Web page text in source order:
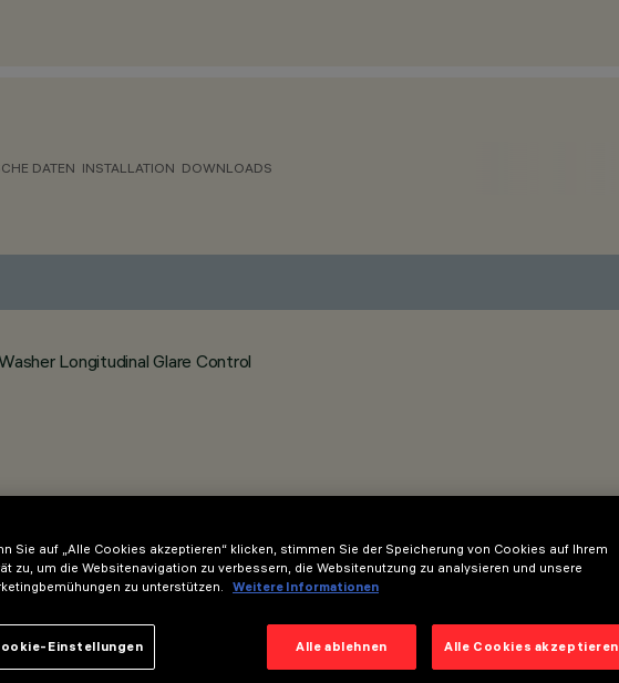
DATEN INSTALLATION DOWNLOADS
Longitudinal Glare Control
Sie auf „Alle Cookies akzeptieren“ klicken, stimmen Sie der Speicherung von Cookies auf Ihrem
zu, um die Websitenavigation zu verbessern, die Websitenutzung zu analysieren und unsere
zu unterstützen.
Weitere Informationen
Alle ablehnen Alle Cookies akzeptieren
Einstellungen